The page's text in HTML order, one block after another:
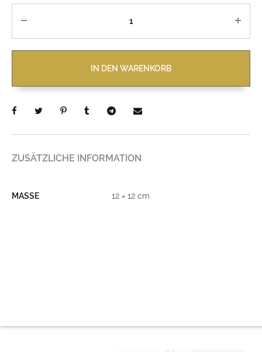
IN DEN WARENKORB
ZUSÄTZLICHE INFORMATION
MASSE 12 × 12 cm